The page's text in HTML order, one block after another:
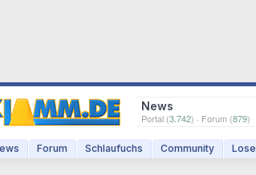
News
Portal (3.742) · Forum (879)
Forum Schlaufuchs Community Lose